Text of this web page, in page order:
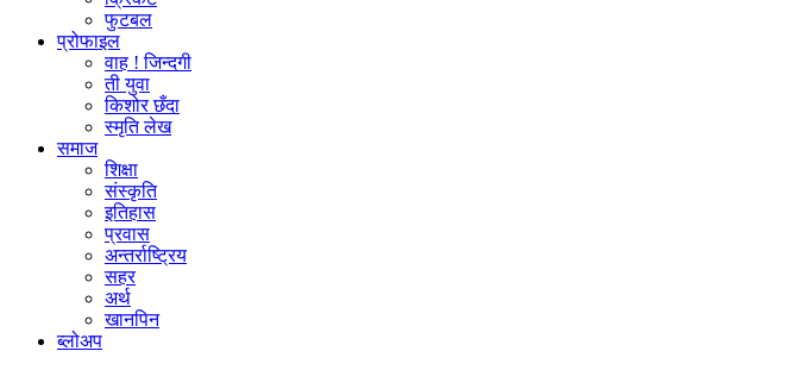
फुटबल
प्रोफाइल
वाह ! जिन्दगी
ती युवा
किशोर छँदा
स्मृति लेख
समाज
शिक्षा
संस्कृति
इतिहास
प्रवास
अन्तर्राष्ट्रिय
सहर
अर्थ
खानपिन
ब्लोअप